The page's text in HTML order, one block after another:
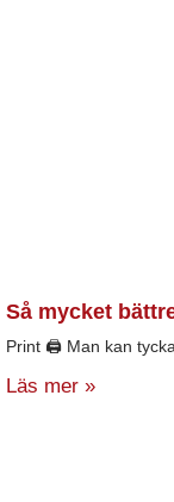
Så mycket
Print 🖨 Man kan
Läs mer »